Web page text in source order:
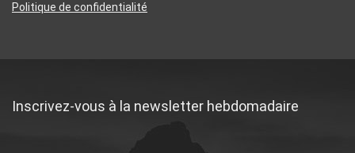
Politique de confidentialité
Inscrivez-vous à la newsletter hebdomadaire